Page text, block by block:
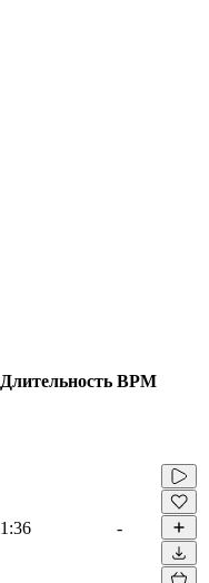
Длительность BPM
1:36 -